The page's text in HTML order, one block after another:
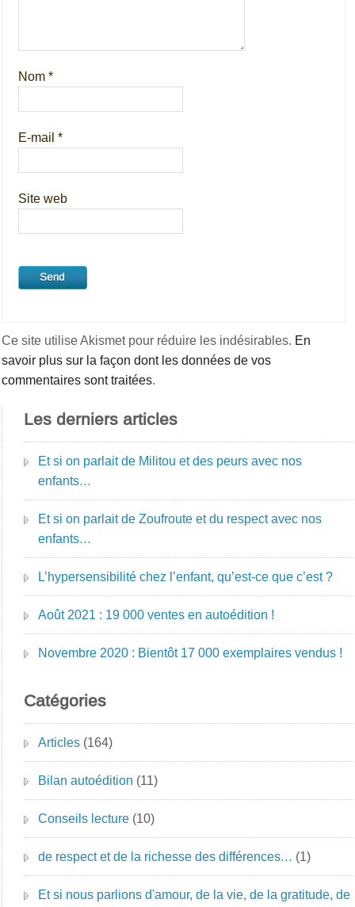
Nom*
E-mail*
Site web
Ce site utilise Akismet pour réduire les indésirables. En
savoir plus sur la façon dont les données de vos
commentaires sont traitées.
Les derniers articles
Et si on parlait de Militou et des peurs avec nos
enfants…
Et si on parlait de Zoufroute et du respect avec nos
enfants…
L’hypersensibilité chez l’enfant, qu’est-ce que c’est ?
Août 2021 : 19 000 ventes en autoédition !
Novembre 2020 : Bientôt 17 000 exemplaires vendus !
Catégories
Articles (164)
Bilan autoédition (11)
Conseils lecture (10)
de respect et de la richesse des différences… (1)
Et si nous parlions d'amour, de la vie, de la gratitude, de